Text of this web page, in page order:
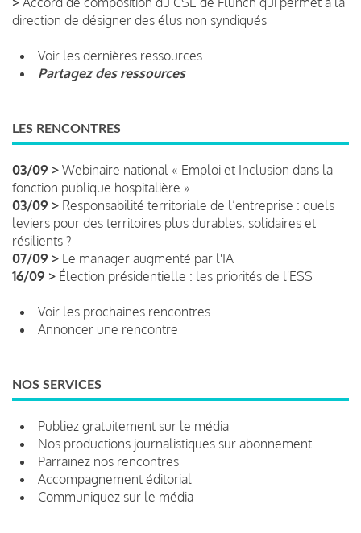
direction de désigner des élus non syndiqués
Voir les dernières ressources
Partagez des ressources
LES RENCONTRES
03/09 > Webinaire national « Emploi et Inclusion dans la
fonction publique hospitalière »
03/09 > Responsabilité territoriale de l’entreprise : quels
leviers pour des territoires plus durables, solidaires et
résilients ?
07/09 > Le manager augmenté par l'IA
16/09 > Élection présidentielle : les priorités de l'ESS
Voir les prochaines rencontres
Annoncer une rencontre
NOS SERVICES
Publiez gratuitement sur le média
Nos productions journalistiques sur abonnement
Parrainez nos rencontres
Accompagnement éditorial
Communiquez sur le média